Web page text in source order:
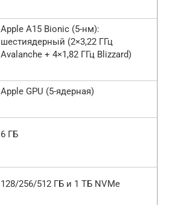
Apple A15 Bionic (5-нм):
шестиядерный (2×3,22 ГГц
Avalanche + 4×1,82 ГГц Blizzard)
Apple GPU (5-ядерная)
6 ГБ
128/256/512 ГБ и 1 ТБ NVMe